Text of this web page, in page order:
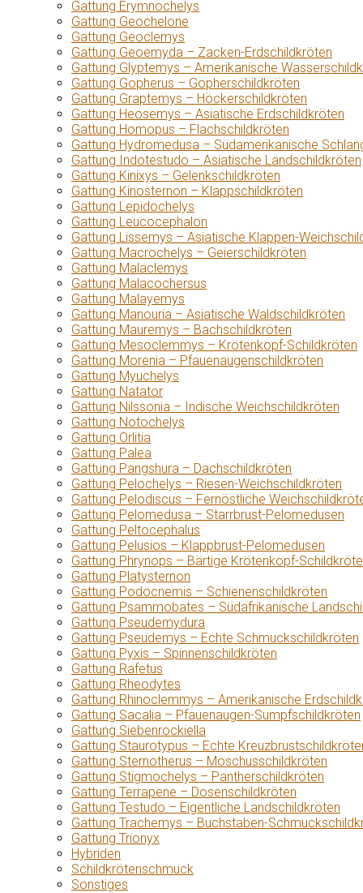
Gattung Erymnochelys
Gattung Geochelone
Gattung Geoclemys
Gattung Geoemyda – Zacken-Erdschildkröten
Gattung Glyptemys – Amerikanische
Gattung Gopherus – Gopherschildkröten
Gattung Graptemys – Höckerschildkröten
Gattung Heosemys – Asiatische Erdschildkröten
Gattung Homopus – Flachschildkröten
Gattung Hydromedusa – Südamerikanische
Gattung Indotestudo – Asiatische Landschildkröten
Gattung Kinixys – Gelenkschildkröten
Gattung Kinosternon – Klappschildkröten
Gattung Lepidochelys
Gattung Leucocephalon
Gattung Lissemys – Asiatische Klappen-
Gattung Macrochelys – Geierschildkröten
Gattung Malaclemys
Gattung Malacochersus
Gattung Malayemys
Gattung Manouria – Asiatische Waldschildkröten
Gattung Mauremys – Bachschildkröten
Gattung Mesoclemmys – Krötenkopf-Schildkröten
Gattung Morenia – Pfauenaugenschildkröten
Gattung Myuchelys
Gattung Natator
Gattung Nilssonia – Indische Weichschildkröten
Gattung Notochelys
Gattung Orlitia
Gattung Palea
Gattung Pangshura – Dachschildkröten
Gattung Pelochelys – Riesen-Weichschildkröten
Gattung Pelodiscus – Fernöstliche
Gattung Pelomedusa – Starrbrust-Pelomedusen
Gattung Peltocephalus
Gattung Pelusios – Klappbrust-Pelomedusen
Gattung Phrynops – Bärtige Krötenkopf-
Gattung Platysternon
Gattung Podocnemis – Schienenschildkröten
Gattung Psammobates – Südafrikanische
Gattung Pseudemydura
Gattung Pseudemys – Echte Schmuckschildkröten
Gattung Pyxis – Spinnenschildkröten
Gattung Rafetus
Gattung Rheodytes
Gattung Rhinoclemmys – Amerikanische
Gattung Sacalia – Pfauenaugen-Sumpfschildkröten
Gattung Siebenrockiella
Gattung Staurotypus – Echte
Gattung Sternotherus – Moschusschildkröten
Gattung Stigmochelys – Pantherschildkröten
Gattung Terrapene – Dosenschildkröten
Gattung Testudo – Eigentliche Landschildkröten
Gattung Trachemys – Buchstaben-
Gattung Trionyx
Hybriden
Schildkrötenschmuck
Sonstiges